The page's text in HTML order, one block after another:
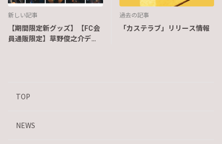
新しい記事
【期間限定新グッズ】【FC会
員通販限定】草野俊之介デビ
過去の記事
「カステラブ」リリース情報
TOP
NEWS